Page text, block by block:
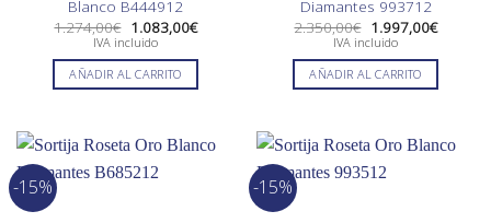
Blanco B444912
1.274,00€ El
precio
original
era:
1.274,00€.
1.083,00€El
precio
es:
IVA incluido
AÑADIR AL CARRITO
Diamantes 993712
2.350,00€ El
precio
original
era:
2.350,00€.
1.997,00€El
precio
es:
IVA incluido
AÑADIR AL CARRITO
-15% -15%